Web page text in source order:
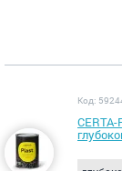
Код: